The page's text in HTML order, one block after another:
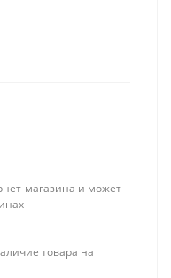
магазина и может
товара на